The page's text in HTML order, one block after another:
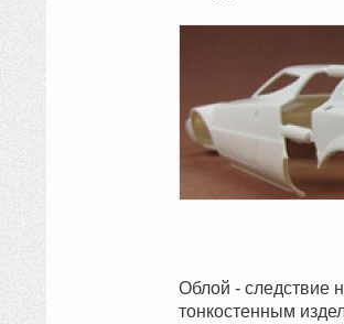
Облой - следствие
тонкостенным